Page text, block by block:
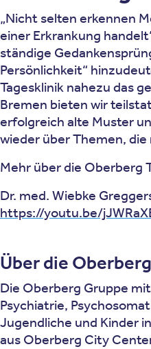
„Nicht selten erkennen
einer Erkrankung
ständige
Persönlichkeit“
Tagesklinik nahezu das
Bremen bieten wir
erfolgreich alte Muster
wieder über Themen,
Mehr über die Oberberg
Dr. med. Wiebke
https://youtu.be/
Über die
Die Oberberg Gruppe
Psychiatrie,
Jugendliche und Kinder
aus Oberberg City